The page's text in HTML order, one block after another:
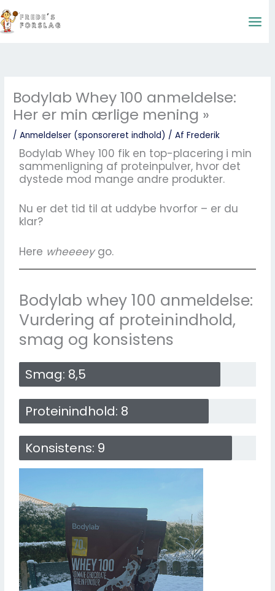
til
indholdet
Bodylab Whey 100 anmeldelse:
Her er min ærlige mening »
/Anmeldelser (sponsoreret indhold) / AfFrederik
Bodylab Whey 100 fik en top-placering i min
sammenligning af proteinpulver, hvor det
dystede mod mange andre produkter.
Nu er det tid til at uddybe hvorfor – er du
klar?
Here wheeeeygo.
Bodylab whey 100 anmeldelse:
Vurdering af proteinindhold,
smag og konsistens
Smag: 8,5
Proteinindhold: 8
Konsistens: 9